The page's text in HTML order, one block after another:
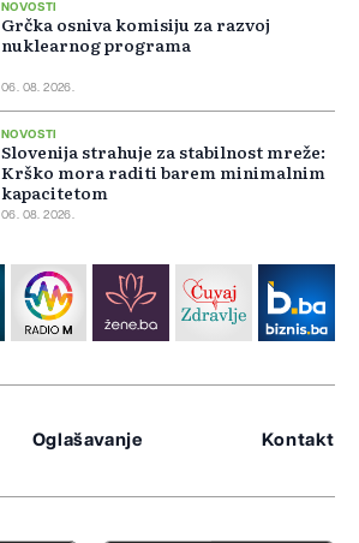
NOVOSTI
Grčka osniva komisiju za razvoj
nuklearnog programa
06. 08. 2026.
NOVOSTI
Slovenija strahuje za stabilnost mreže:
Krško mora raditi barem minimalnim
kapacitetom
06. 08. 2026.
Oglašavanje Kontakt